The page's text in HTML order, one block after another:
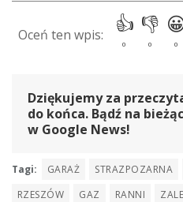
Dziękujemy za
do końca. Bądź na
w Google News!
Tagi: GARAŻ STRAZPOZARNA
RZESZÓW
GAZ RANNI